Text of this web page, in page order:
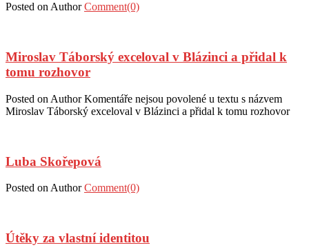
Posted onAuthor Comment(0)
Miroslav Táborský exceloval v Blázinci a přidal k
tomu rozhovor
Posted on Author Komentáře nejsou povolené u textu s názvem
Miroslav Táborský exceloval v Blázinci a přidal k tomu rozhovor
Luba Skořepová
Posted on Author Comment(0)
Útěky za vlastní identitou